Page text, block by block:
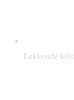
Lekkende